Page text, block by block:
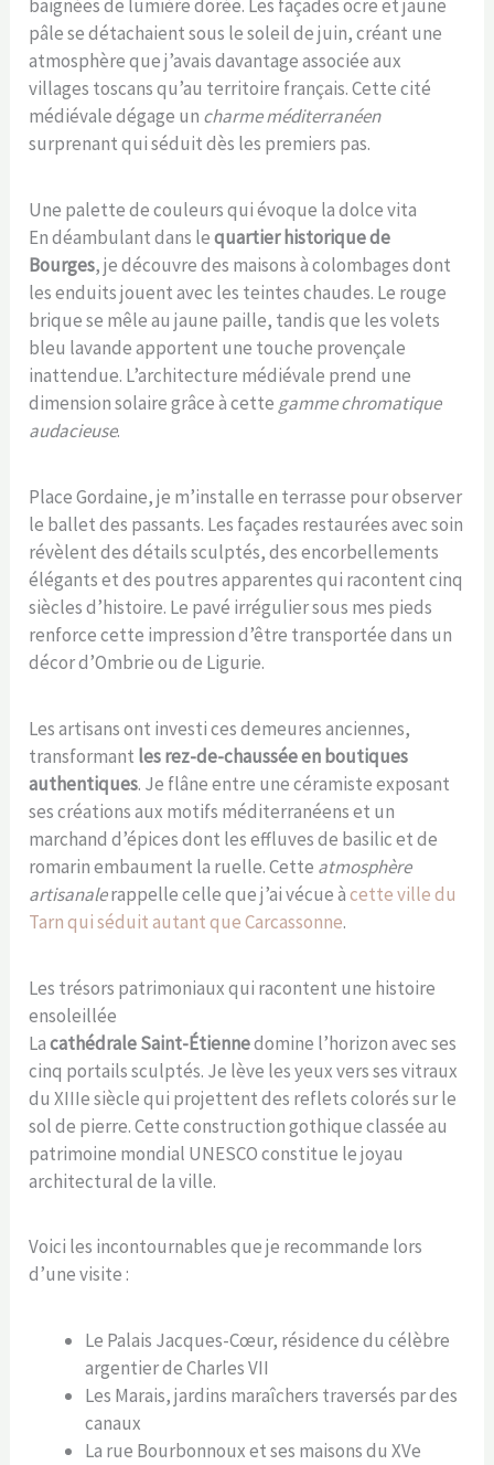
baignées de lumière dorée. Les façades ocre et jaune
pâle se détachaient sous le soleil de juin, créant une
atmosphère que j’avais davantage associée aux
villages toscans qu’au territoire français. Cette cité
médiévale dégage un charme méditerranéen
surprenant qui séduit dès les premiers pas.
Une palette de couleurs qui évoque la dolce vita
En déambulant dans lequartier historique de
Bourges, je découvre des maisons à colombages dont
les enduits jouent avec les teintes chaudes. Le rouge
brique se mêle au jaune paille, tandis que les volets
bleu lavande apportent une touche provençale
inattendue. L’architecture médiévale prend une
dimension solaire grâce à cette gamme chromatique
audacieuse.
Place Gordaine, je m’installe en terrasse pour observer
le ballet des passants. Les façades restaurées avec soin
révèlent des détails sculptés, des encorbellements
élégants et des poutres apparentes qui racontent cinq
siècles d’histoire. Le pavé irrégulier sous mes pieds
renforce cette impression d’être transportée dans un
décor d’Ombrie ou de Ligurie.
Les artisans ont investi ces demeures anciennes,
transformant les rez-de-chaussée en boutiques
authentiques. Je flâne entre une céramiste exposant
ses créations aux motifs méditerranéens et un
marchand d’épices dont les effluves de basilic et de
romarin embaument la ruelle. Cette atmosphère
artisanalerappelle celle que j’ai vécue àcette ville du
Tarn qui séduit autant que Carcassonne.
Les trésors patrimoniaux qui racontent une histoire
ensoleillée
Lacathédrale Saint-Étiennedomine l’horizon avec ses
cinq portails sculptés. Je lève les yeux vers ses vitraux
du XIIIe siècle qui projettent des reflets colorés sur le
sol de pierre. Cette construction gothique classée au
patrimoine mondial UNESCO constitue le joyau
architectural de la ville.
Voici les incontournables que je recommande lors
d’une visite :
Le Palais Jacques-Cœur, résidence du célèbre
argentier de Charles VII
Les Marais, jardins maraîchers traversés par des
canaux
La rue Bourbonnoux et ses maisons du XVe